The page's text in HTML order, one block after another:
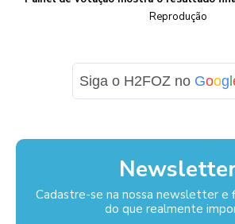
Reprodução
Siga o H2FOZ no Goog
Cadastre-se na nossa newsletter e
do que realmente